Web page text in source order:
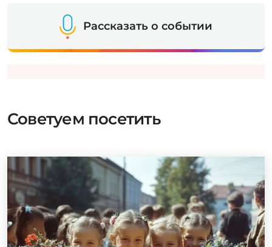
Рассказать о событии
Советуем посетить